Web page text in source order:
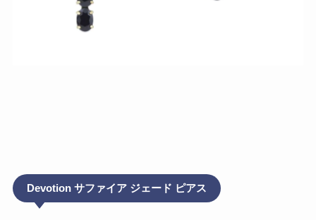
Devotion サファイア ジェード ピアス